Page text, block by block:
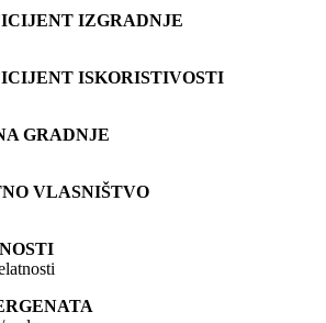
IZGRADNJE
ISKORISTIVOSTI
GRADNJE
VLASNIŠTVO